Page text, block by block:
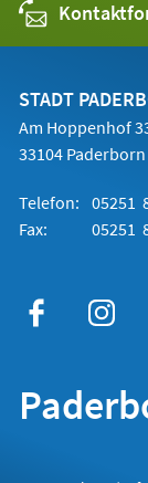
STADT
Am Hoppenhof
33104 Paderborn
Telefon: 05251
Fax:
05251